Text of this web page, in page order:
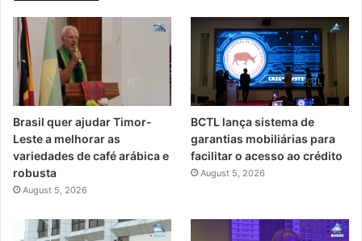
Brasil quer ajudar Timor-
Leste a melhorar as
variedades de café arábica e
robusta
August 5, 2026
BCTL lança sistema de
garantias mobiliárias para
facilitar o acesso ao crédito
August 5, 2026